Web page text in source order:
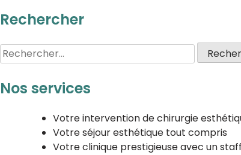
Rechercher
Nos services
Votre intervention de chirurgie
Votre séjour esthétique tout compris
Votre clinique prestigieuse avec un